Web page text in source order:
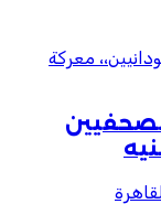
معركة